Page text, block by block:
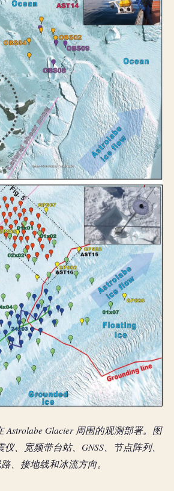
Astrolabe Glacier 周围的观测部署。图
、宽频带台站、GNSS、节点阵列、
、接地线和冰流方向。